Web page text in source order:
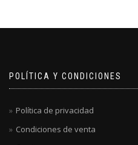
POLÍTICA Y CONDICIONES
Política de privacidad
Condiciones de venta